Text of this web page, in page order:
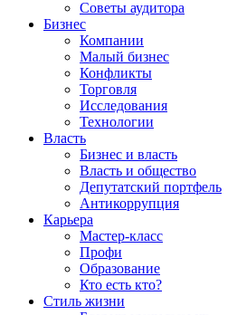
Советы аудитора
Бизнес
Компании
Малый бизнес
Конфликты
Торговля
Исследования
Технологии
Власть
Бизнес и власть
Власть и общество
Депутатский портфель
Антикоррупция
Карьера
Мастер-класс
Профи
Образование
Кто есть кто?
Стиль жизни